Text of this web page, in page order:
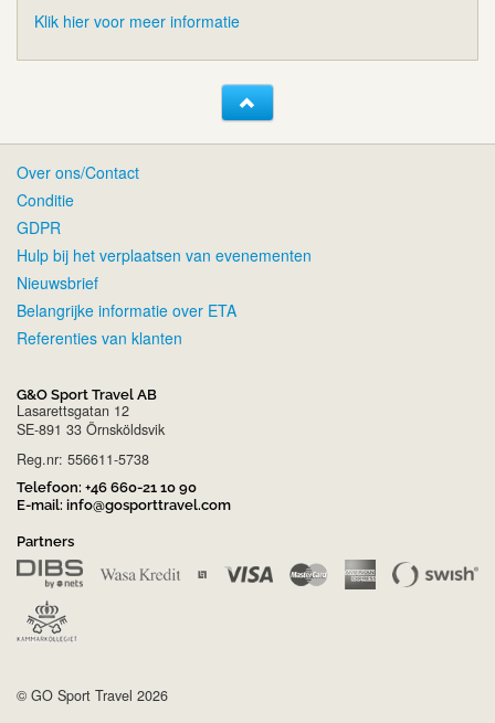
Klik hier voor meer informatie
Over ons/Contact
Conditie
GDPR
Hulp bij het verplaatsen van evenementen
Nieuwsbrief
Belangrijke informatie over ETA
Referenties van klanten
G&O Sport Travel AB
Lasarettsgatan 12
SE-891 33 Örnsköldsvik
Reg.nr: 556611-5738
Telefoon: +46 660-21 10 90
E-mail: info@gosporttravel.com
Partners
© GO Sport Travel 2026